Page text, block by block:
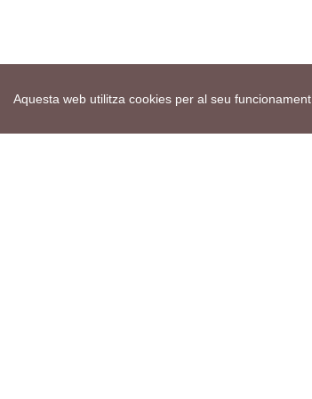
Aquesta web utilitza cookies per al seu funcionament.